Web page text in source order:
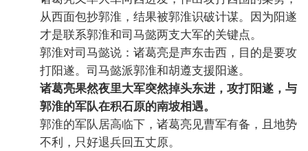
从西面包抄郭淮，结果被郭淮识破计谋。因为阳遂
才是联系郭淮和司马懿两支大军的关键点。
郭淮对司马懿说：诸葛亮是声东击西，目的是要攻
打阳遂。司马懿派郭淮和胡遵支援阳遂。
诸葛亮果然夜里大军突然掉头东进，攻打阳遂，与
郭淮的军队在积石原的南坡相遇。
郭淮的军队居高临下，诸葛亮见曹军有备，且地势
不利，只好退兵回五丈原。